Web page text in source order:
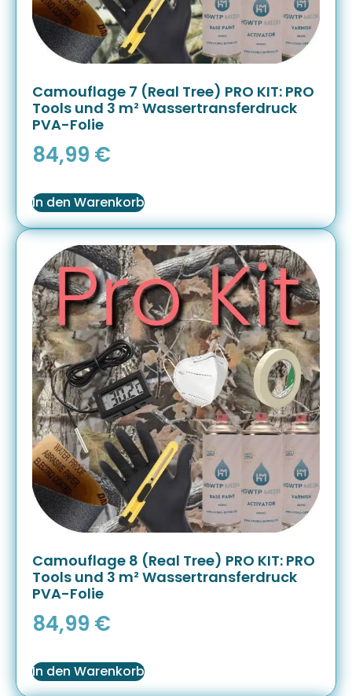
Camouflage 7 (Real Tree) PRO KIT: PRO
Tools und 3 m² Wassertransferdruck
PVA-Folie
84,99 €
In den Warenkorb
Camouflage 8 (Real Tree) PRO KIT: PRO
Tools und 3 m² Wassertransferdruck
PVA-Folie
84,99 €
In den Warenkorb